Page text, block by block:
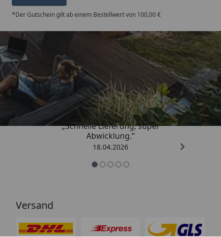
*Der Gutschein gilt ab einem Bestellwert von 100,00 €
Trusted Shops
5,00/ 5
„Schnelle Lieferung, super
Abwicklung.“
18.04.2026
Versand